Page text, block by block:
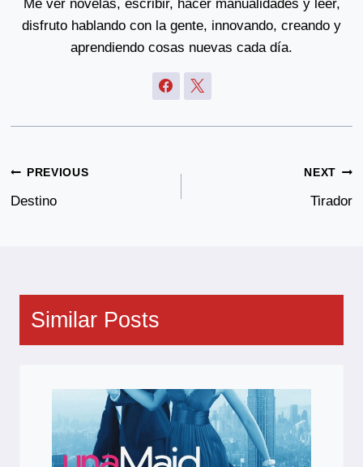
Me ver novelas, escribir, hacer manualidades y leer,
disfruto hablando con la gente, innovando, creando y
aprendiendo cosas nuevas cada día.
Post
Navigation
PREVIOUS
Destino
NEXT
Tirador
Similar Posts